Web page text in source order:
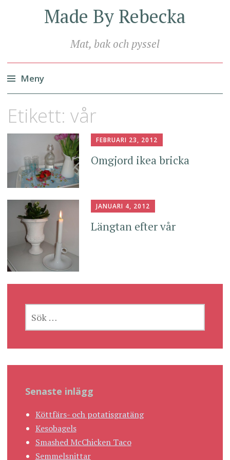
Made By Rebecka
Mat, bak och pyssel
Meny
till
Etikett: vår
FEBRUARI 23, 2012
Omgjord ikea bricka
JANUARI 4, 2012
Längtan efter vår
EFTER:
Senaste inlägg
Köttfärs- och potatisgratäng
Kesobagels
Smashed McChicken Taco
Semmelsnittar